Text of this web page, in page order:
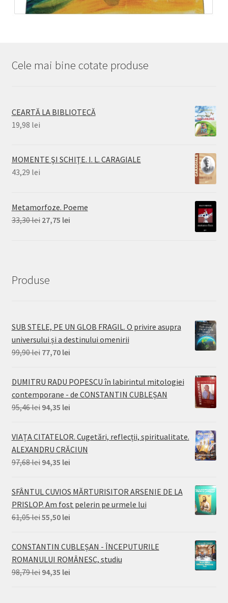
Cele mai bine cotate produse
CEARTĂ LA BIBLIOTECĂ
19,98 lei
MOMENTE ŞI SCHIŢE. I. L. CARAGIALE
43,29 lei
Metamorfoze. Poeme
33,30lei Prețul
27,75 leiPrețul
Produse
SUB STELE, PE UN GLOB FRAGIL. O privire asupra
universului și a destinului omenirii
99,90lei Prețul
a
99,90 lei.
77,70 leiPrețul
este:
77,70 lei.
DUMITRU RADU POPESCU în labirintul mitologiei
contemporane - de CONSTANTIN CUBLEȘAN
95,46lei Prețul
a
fost:
95,46 lei.
94,35 leiPrețul
este:
94,35 lei.
VIAȚA CITATELOR. Cugetări, reflecții, spiritualitate.
ALEXANDRU CRĂCIUN
97,68lei Prețul
a
fost:
97,68 lei.
94,35 leiPrețul
este:
94,35 lei.
SFÂNTUL CUVIOS MĂRTURISITOR ARSENIE DE LA
PRISLOP. Am fost pelerin pe urmele lui
61,05leiPrețul
a
fost:
61,05 lei.
55,50 leiPrețul
este:
55,50 lei.
CONSTANTIN CUBLEȘAN - ÎNCEPUTURILE
ROMANULUI ROMÂNESC, studiu
98,79lei Prețul
94,35 leiPrețul